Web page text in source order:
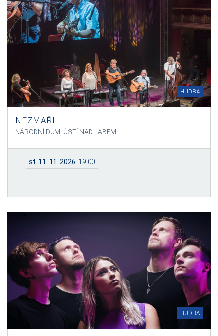
HUDBA
NEZMAŘI
NÁRODNÍ DŮM, ÚSTÍ NAD LABEM
st, 11. 11. 2026 19:00
HUDBA